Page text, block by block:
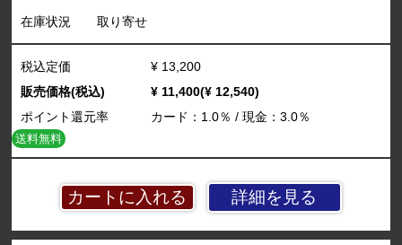
在庫状況 取り寄せ
詳細を見る
税込定価
¥ 13,200
販売価格(税込)
¥ 11,400(¥ 12,540)
ポイント還元率
カード：1.0％ / 現金：3.0％
送料無料